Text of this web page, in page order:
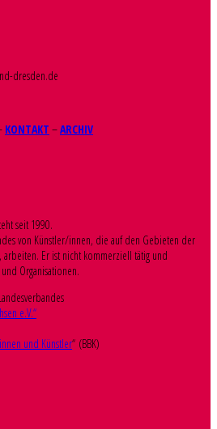
dresden.de
KONTAKT –ARCHIV
seit 1990.
von Künstler/innen, die auf den Gebieten der
Er ist nicht kommerziell tätig und
Organisationen.
e.V.“
und Künstler“ (BBK)